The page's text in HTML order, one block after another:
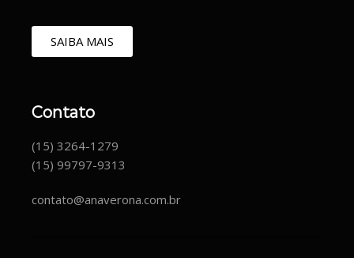
SAIBA MAIS
Contato
(15) 3264-1279
(15) 99797-9313
contato@anaverona.com.br